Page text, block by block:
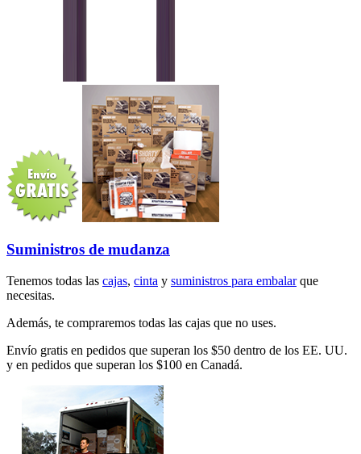
Suministros de mudanza
Tenemos todas las cajas, cinta y suministros para embalarque
necesitas.
Además, te compraremos todas las cajas que no uses.
Envío gratis en pedidos que superan los $50 dentro de los EE. UU.
y en pedidos que superan los $100 en Canadá.